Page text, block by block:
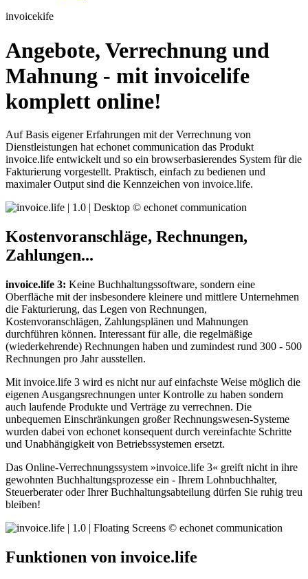
invoicekife
Angebote, Verrechnung und
Mahnung - mit invoicelife
komplett online!
Auf Basis eigener Erfahrungen mit der Verrechnung von
Dienstleistungen hat echonet communication das Produkt
invoice.life entwickelt und so ein browserbasierendes System für die
Fakturierung vorgestellt. Praktisch, einfach zu bedienen und
maximaler Output sind die Kennzeichen von invoice.life.
Kostenvoranschläge, Rechnungen,
Zahlungen...
invoice.life 3: Keine Buchhaltungssoftware, sondern eine
Oberfläche mit der insbesondere kleinere und mittlere Unternehmen
die Fakturierung, das Legen von Rechnungen,
Kostenvoranschlägen, Zahlungsplänen und Mahnungen
durchführen können. Interessant für alle, die regelmäßige
(wiederkehrende) Rechnungen haben und zumindest rund 300 - 500
Rechnungen pro Jahr ausstellen.
Mit invoice.life 3 wird es nicht nur auf einfachste Weise möglich die
eigenen Ausgangsrechnungen unter Kontrolle zu haben sondern
auch laufende Produkte und Verträge zu verrechnen. Die
unbequemen Einschränkungen großer Rechnungswesen-Systeme
wurden dabei von echonet konsequent durch vereinfachte Schritte
und Unabhängigkeit von Betriebssystemen ersetzt.
Das Online-Verrechnungssystem »invoice.life 3« greift nicht in ihre
gewohnten Buchhaltungsprozesse ein - Ihrem Lohnbuchhalter,
Steuerberater oder Ihrer Buchhaltungsabteilung dürfen Sie ruhig treu
bleiben!
Funktionen von invoice.life